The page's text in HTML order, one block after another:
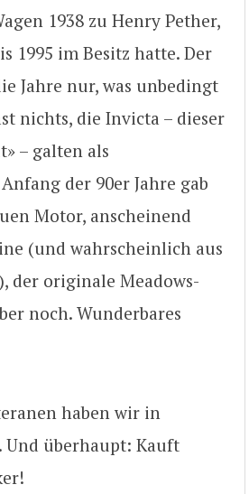
1938 zu Henry Pether,
1995 im Besitz hatte. Der
Jahre nur, was unbedingt
nichts, die Invicta – dieser
– galten als
der 90er Jahre gab
Motor, anscheinend
(und wahrscheinlich aus
der originale Meadows-
noch. Wunderbares
haben wir in
Und überhaupt: Kauft